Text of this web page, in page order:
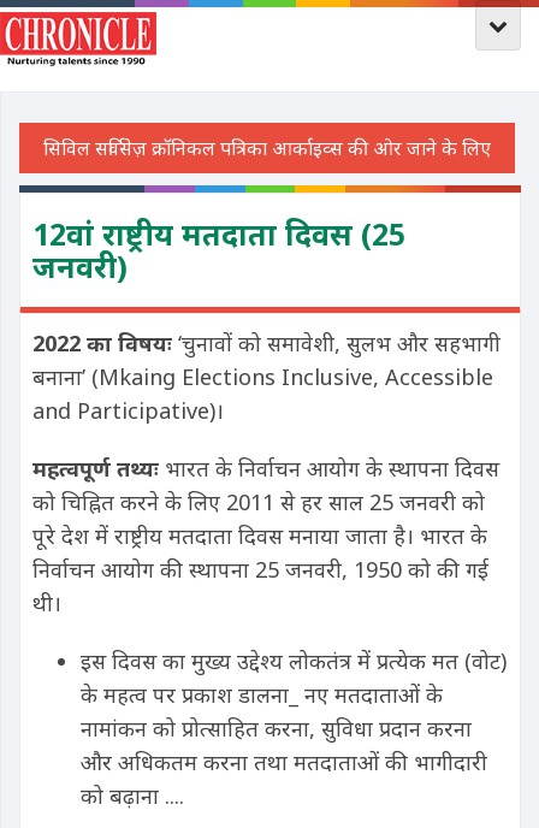
12वां राष्ट्रीय मतदाता दिवस (25
जनवरी)
2022 का विषयः ‘चुनावों को समावेशी, सुलभ और सहभागी
बनाना’ (Mkaing Elections Inclusive, Accessible
and Participative)।
महत्वपूर्ण तथ्यः भारत के निर्वाचन आयोग के स्थापना दिवस
को चिह्नित करने के लिए 2011 से हर साल 25 जनवरी को
पूरे देश में राष्ट्रीय मतदाता दिवस मनाया जाता है। भारत के
निर्वाचन आयोग की स्थापना 25 जनवरी, 1950 को की गई
थी।
इस दिवस का मुख्य उद्देश्य लोकतंत्र में प्रत्येक मत (वोट)
के महत्व पर प्रकाश डालना_ नए मतदाताओं के
नामांकन को प्रोत्साहित करना, सुविधा प्रदान करना
और अधिकतम करना तथा मतदाताओं की भागीदारी
को बढ़ाना ....